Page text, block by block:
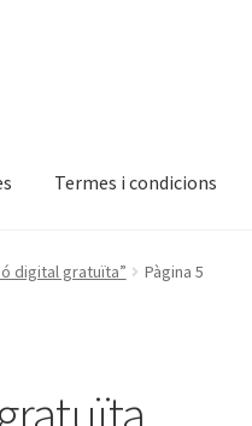
Termes i condicions
compte Finalitzar compra
digital gratuïta” Pàgina 5